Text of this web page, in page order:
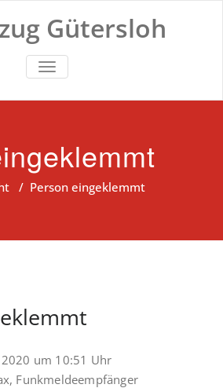
Gütersloh
TOGGLE NAVIGATION
/ Person eingeklemmt
um 10:51 Uhr
Funkmeldeempfänger